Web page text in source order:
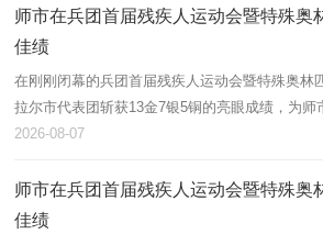
师市在兵团首届残疾人运动会暨特殊奥
佳绩
在刚刚闭幕的兵团首届残疾人运动会暨特殊奥林
拉尔市代表团斩获13金7银5铜的亮眼成绩，为师
上浓墨重彩的一笔。
2026-08-07
师市在兵团首届残疾人运动会暨特殊奥
佳绩